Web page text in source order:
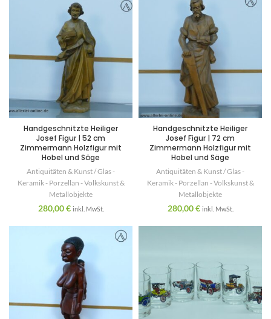
Handgeschnitzte Heiliger
Josef Figur | 52 cm
Zimmermann Holzfigur mit
Hobel und Säge
Antiquitäten & Kunst / Glas -
Keramik - Porzellan - Volkskunst &
Metallobjekte
280,00€ inkl. MwSt.
Handgeschnitzte Heiliger
Josef Figur | 72 cm
Zimmermann Holzfigur mit
Hobel und Säge
Antiquitäten & Kunst / Glas -
Keramik - Porzellan - Volkskunst &
Metallobjekte
280,00€ inkl. MwSt.